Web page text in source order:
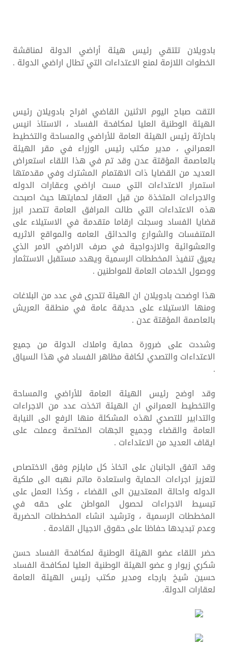
بادويلان تلتقي رئيس هيئة أراضي الدولة لمناقشة
الخطوات اللازمة لمنع الاعتداءات التي تطال اراضي الدولة .
التقت صباح اليوم الاثنين القاضي افراح بادويلان رئيس
الهيئة الوطنية العليا لمكافحة الفساد ، الاستاذ انيس
باحارثة رئيس الهيئة العامة للأراضي والمساحة والتخطيط
العمراني ، مدير مكتب رئيس الوزراء في مقر الهيئة
بالعاصمة المؤقتة عدن وقد تم في هذا اللقاء استعراض
العديد من القضايا ذات الاهتمام المشترك وفي مقدمتها
استمرار الاعتداءات التي مست اراضي وعقارات الدوله
والاجراءات المتخذة من قبل العقار لحمايتها حيث اصبحت
هذه الاعتداءات التي طالت المرافق العامة تتصدر ابرز
قضايا الفساد وسجلت ارقاما متقدمة في الاستيلاء على
المتنفسات والشوارع والحدائق العامه والمواقع الاثريه
والعشوائية والازدواجية في صرف الاراضي الامر الذي
يعيق تنفيذ المخططات الرسمية ويهدد مستقبل الاستثمار
ووصول الخدمات العامة للمواطنين .
هذا اوضحت بادويلان ان الهيئة تتحرى في عدد من البلاغات
ومنها الاستيلاء على حديقة عامة في منطقة العريش
بالعاصمة المؤقتة عدن .
وشددت على ضرورة حماية واملاك الدولة من جميع
الاعتداءات والتصدي لكافة مظاهر الفساد في هذا السياق
.
وقد اوضح رئيس الهيئة العامة للأراضي والمساحة
والتخطيط العمراني ان الهيئة اتخذت عدد من الاجراءات
والتدابير للتصدي لهذه المشكلة منها الرفع الى النيابة
العامة والقضاء وجميع الجهات المختصة وعملت على
ايقاف العديد من الاعتداءات .
وقد اتفق الجانبان على اتخاذ كل مايلزم وفق الاختصاص
لتعزيز اجراءات الحماية واستعادة ماتم نهبه الى ملكية
الدوله واحالة المعتديين الى القضاء ، وكذا العمل على
تبسيط الاجراءات لحصول المواطن على حقه في
المخططات الرسمية ، وترشيد انشاء المخططات الحضرية
وعدم تبديدها حفاظا على حقوق الاجيال القادمة .
حضر اللقاء عضو الهيئة الوطنية لمكافحة الفساد حسن
شكري زيوار و عضو الهيئة الوطنية العليا لمكافحة الفساد
حسين شيخ بارجاء ومدير مكتب رئيس الهيئة العامة
لعقارات الدولة.